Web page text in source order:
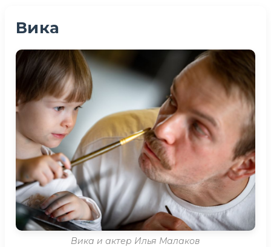
могла. А потом случилось несчастье —
мама Полины умерла, бабушка тяжело
заболела. Девочке пришлось
переехать в специализированный
детский дом. Когда-то врачи не
верили, что она сможет не то что
встать на ноги, а даже просто
улыбнуться: слишком сильная
спастика сковывала мышцы.
Вика
Вика и актер Илья Малаков